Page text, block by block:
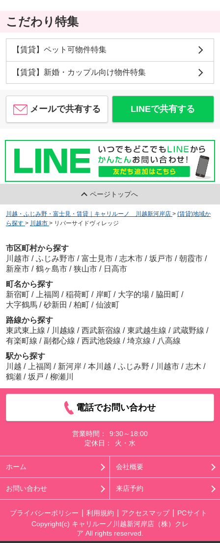
こだわり特集
【賃貸】ペット可物件特集
【賃貸】新婚・カップル向け物件特集
メールで共有する LINEで共有する
ページトップへ
川越・ふじみ野・富士見・賃貸｜キャリルーノ 川越新河岸店 > (賃貸)地域か
ら探す > 川越市 > リバーサイドヴィレッジ
市区町村から探す
川越市 / ふじみ野市 / 富士見市 / 志木市 / 坂戸市 / 朝霞市 /
新座市 / 鶴ヶ島市 / 狭山市 / 日高市
町名から探す
新宿町 / 上福岡 / 稲荷町 / 岸町 / 大字的場 / 脇田町 /
大字鶴馬 / 砂新田 / 柏町 / 仙波町
路線から探す
東武東上線 / 川越線 / 西武新宿線 / 東武越生線 / 武蔵野線 /
有楽町線 / 副都心線 / 西武池袋線 / 埼京線 / 八高線
駅から探す
川越 / 上福岡 / 新河岸 / 本川越 / ふじみ野 / 川越市 / 志木 /
鶴瀬 / 坂戸 / 柳瀬川
電話でお問い合わせ
営業時間：
9:30～18:00
定休日：
火・水
ホーム 会社概要
お問い合わせ 来店予約
プライバシーポリシー 利用規約 アクセスマップ
PCサイト
Copyright(c) キャリルーノ川越新河岸店（株）クレ
ア All rights reserved.